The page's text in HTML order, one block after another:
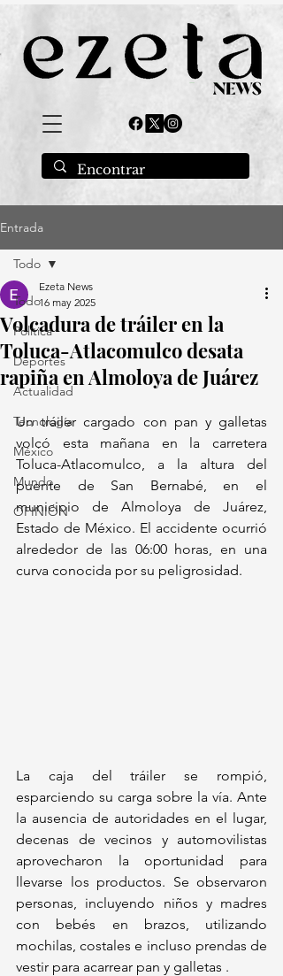
Entrada
Todo
Política
Deportes
Actualidad
Tecnología
México
Mundo
OPINIÓN
Todo
Volcadura de tráiler en la
Toluca-Atlacomulco desata
rapiña en Almoloya de Juárez
Ezeta News
16 may 2025
Un tráiler cargado con pan y galletas
volcó esta mañana en la carretera
Toluca-Atlacomulco, a la altura del
puente de San Bernabé, en el
municipio de Almoloya de Juárez,
Estado de México. El accidente ocurrió
alrededor de las 06:00 horas, en una
curva conocida por su peligrosidad.
La caja del tráiler se rompió,
esparciendo su carga sobre la vía. Ante
la ausencia de autoridades en el lugar,
decenas de vecinos y automovilistas
aprovecharon la oportunidad para
llevarse los productos. Se observaron
personas, incluyendo niños y madres
con bebés en brazos, utilizando
mochilas, costales e incluso prendas de
vestir para acarrear pan y galletas .